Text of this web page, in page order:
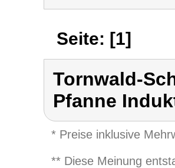
Seite: [1]
Tornwald-
Pfanne
* Preise inklusive
** Diese Meinung